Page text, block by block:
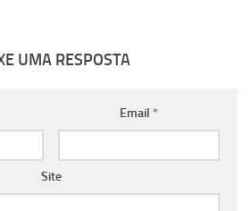
UMA RESPOSTA
Email *
Site